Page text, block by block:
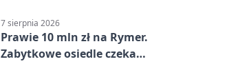
7 sierpnia 2026
Prawie 10 mln zł na Rymer.
Zabytkowe osiedle czeka